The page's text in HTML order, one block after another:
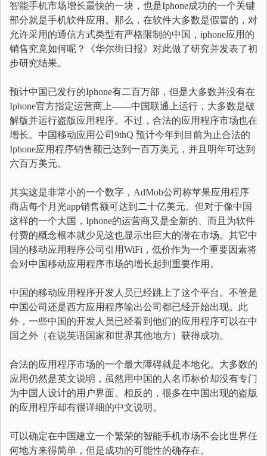
智能手机市场增长最快的一块，也是Iphone成功的一个关键
部分就是手机软件应用。那么，在软件大多数是假冒的，对
允许采用的通信方式类型有严格限制的中国，iphone应用的
销售究竟如何呢？《华尔街日报》对此做了研究并发表了初
步研究结果。
预计中国已发行的Iphone有二百万部，但是大多数并没有在
Iphone官方指定运营商上——中国联通上运行，大多数是破
解版并运行盗版应用程序。不过，合法的应用程序市场也在
增长。中国移动应用公司9thQ 预计今年到目前为止合法的
Iphone应用程序销售额已达到一百万美元，并且明年可达到
六百万美元。
其实这是非常小的一个数字，AdMob公司称苹果应用程序
商店每个月光app销售额可达到二十亿美元。但对于像中国
这样的一个大国，Iphone的运营商又是全新的、而且为软件
付费的概念根本就少见这也显示出巨大的潜在市场。其它中
国的移动应用程序公司引用WiFi，低价作为一个重要因素将
会对中国移动应用程序市场的增长起到重要作用。
中国的移动应用程序开发人员已经跳上了这个平台。不管是
中国公司还是西方应用程序输出公司都已经开始出现。此
外，一些中国的开发人员已经看到他们的应用程序可以在中
国之外（在说英语国家和世界其他地方）获得成功。
合法的应用程序市场的一个最大障碍就是本地化。大多数的
应用仍然是英文说明，虽然用中国的人名币标价却没有专门
为中国人设计的用户界面。相反的，很多在中国出现的盗版
的应用程序却有很详细的中文说明。
可以确定在中国建立一个繁荣的智能手机市场不会比世界任
何地方来得简单，但是成功的可能性的确存在。